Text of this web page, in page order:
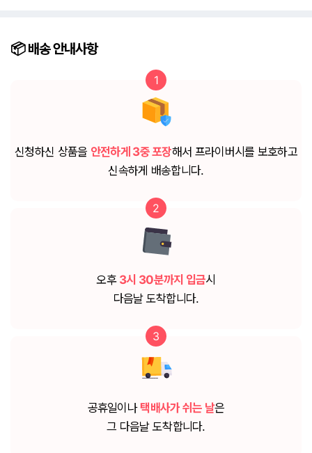
📦️ 배송안내사항
1
신청하신 상품을 안전하게 3중 포장해서 프라이버시를 보호하고
신속하게 배송합니다.
2
오후 3시 30분까지 입금시
다음날 도착합니다.
3
공휴일이나택배사가 쉬는 날은
그 다음날 도착합니다.